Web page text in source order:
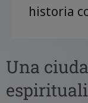
historia
Una